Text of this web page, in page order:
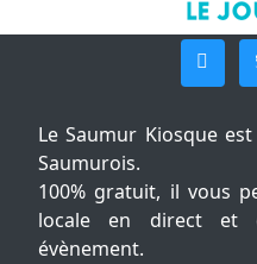
Le Saumur Kiosque
Saumurois.
100% gratuit, il vous
locale en direct et
évènement.